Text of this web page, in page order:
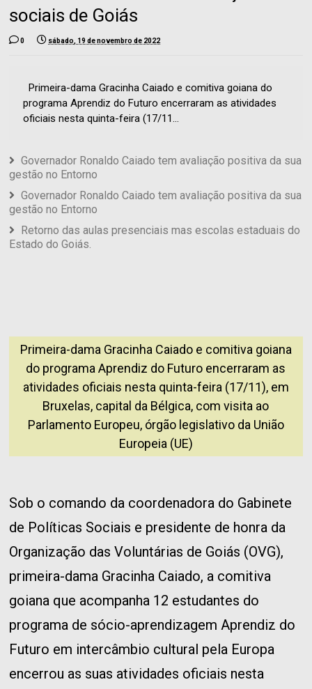
sociais de Goiás
0 sábado, 19 de novembro de 2022
Primeira-dama Gracinha Caiado e comitiva goiana do
programa Aprendiz do Futuro encerraram as atividades
oficiais nesta quinta-feira (17/11...
Governador Ronaldo Caiado tem avaliação positiva da sua
gestão no Entorno
Governador Ronaldo Caiado tem avaliação positiva da sua
gestão no Entorno
Retorno das aulas presenciais mas escolas estaduais do
Estado do Goiás.
Primeira-dama Gracinha Caiado e comitiva goiana
do programa Aprendiz do Futuro encerraram as
atividades oficiais nesta quinta-feira (17/11), em
Bruxelas, capital da Bélgica, com visita ao
Parlamento Europeu, órgão legislativo da União
Europeia (UE)
Sob o comando da coordenadora do Gabinete
de Políticas Sociais e presidente de honra da
Organização das Voluntárias de Goiás (OVG),
primeira-dama Gracinha Caiado, a comitiva
goiana que acompanha 12 estudantes do
programa de sócio-aprendizagem Aprendiz do
Futuro em intercâmbio cultural pela Europa
encerrou as suas atividades oficiais nesta